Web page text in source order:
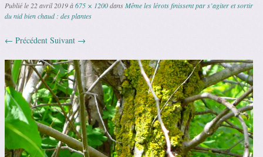
Publié le22 avril 2019à675 × 1200dansMême les lérots finissent par s’agiter et sortir
du nid bien chaud : des plantes
← Précédent Suivant →